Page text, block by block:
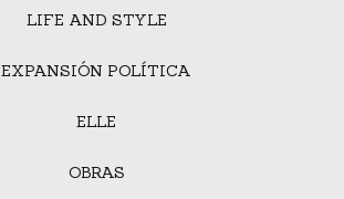
LIFE AND STYLE
EXPANSIÓN POLÍTICA
ELLE
OBRAS